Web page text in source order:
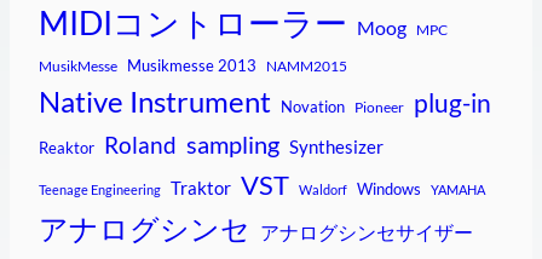
MIDIコントローラー Moog MPC
MusikMesse Musikmesse 2013 NAMM2015
Native Instrument Novation Pioneer plug-in
Reaktor Roland sampling Synthesizer
Teenage Engineering Traktor VST Waldorf Windows YAMAHA
アナログシンセ アナログシンセサイザー